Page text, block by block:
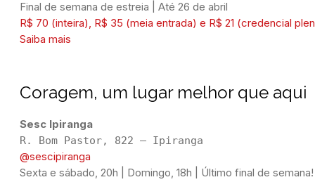
Final de semana de estreia | Até 26 de abril
R$ 70 (inteira), R$ 35 (meia entrada) e R$ 21 (credencial
Saiba mais
Coragem, um lugar melhor que aqui
@sescipiranga
Sexta e sábado, 20h | Domingo, 18h | Último final de semana!